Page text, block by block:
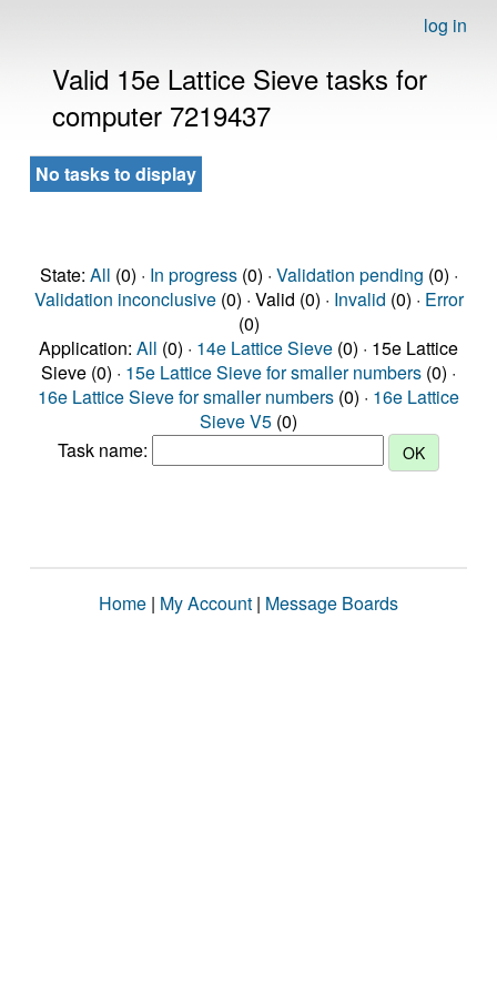
log in
Valid 15e Lattice Sieve tasks for
computer 7219437
No tasks to display
State: All (0) · In progress(0) · Validation pending (0) ·
Validation inconclusive(0) · Valid (0) · Invalid (0) · Error
(0)
Application: All (0) · 14e Lattice Sieve (0) · 15e Lattice
Sieve (0) · 15e Lattice Sieve for smaller numbers (0) ·
16e Lattice Sieve for smaller numbers (0) · 16e Lattice
Sieve V5 (0)
Task name:
Home | My Account | Message Boards